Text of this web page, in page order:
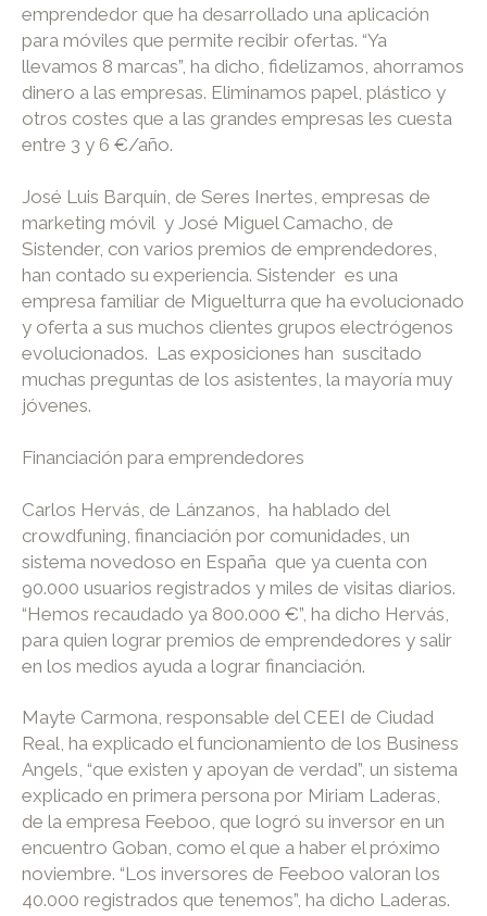
emprendedor que ha desarrollado una aplicación
para móviles que permite recibir ofertas. “Ya
llevamos 8 marcas”, ha dicho, fidelizamos, ahorramos
dinero a las empresas. Eliminamos papel, plástico y
otros costes que a las grandes empresas les cuesta
entre 3 y 6 €/año.
José Luis Barquín, de Seres Inertes, empresas de
marketing móvil y José Miguel Camacho, de
Sistender, con varios premios de emprendedores,
han contado su experiencia. Sistender es una
empresa familiar de Miguelturra que ha evolucionado
y oferta a sus muchos clientes grupos electrógenos
evolucionados. Las exposiciones han suscitado
muchas preguntas de los asistentes, la mayoría muy
jóvenes.
Financiación para emprendedores
Carlos Hervás, de Lánzanos, ha hablado del
crowdfuning, financiación por comunidades, un
sistema novedoso en España que ya cuenta con
90.000 usuarios registrados y miles de visitas diarios.
“Hemos recaudado ya 800.000 €”, ha dicho Hervás,
para quien lograr premios de emprendedores y salir
en los medios ayuda a lograr financiación.
Mayte Carmona, responsable del CEEI de Ciudad
Real, ha explicado el funcionamiento de los Business
Angels, “que existen y apoyan de verdad”, un sistema
explicado en primera persona por Miriam Laderas,
de la empresa Feeboo, que logró su inversor en un
encuentro Goban, como el que a haber el próximo
noviembre. “Los inversores de Feeboo valoran los
40.000 registrados que tenemos”, ha dicho Laderas.